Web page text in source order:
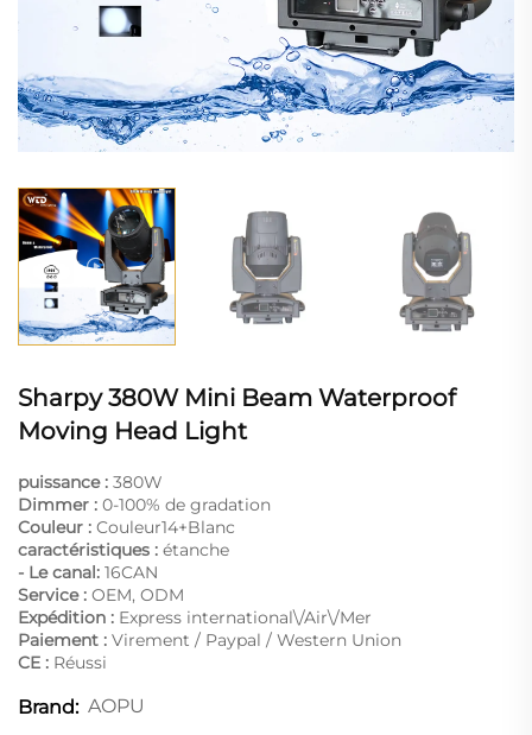
Sharpy 380W Mini Beam Waterproof
Moving Head Light
puissance : 380W
Dimmer : 0-100% de gradation
Couleur : Couleur14+Blanc
caractéristiques : étanche
- Le canal: 16CAN
Service : OEM, ODM
Expédition : Express international\/Air\/Mer
Paiement : Virement / Paypal / Western Union
CE : Réussi
Brand: AOPU